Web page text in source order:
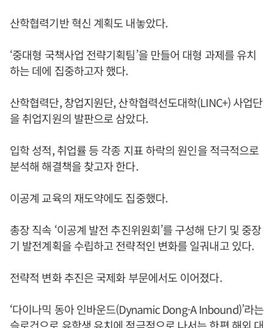
산학협력기반 혁신 계획도 내놓았다.
‘중대형 국책사업 전략기획팀’을 만들어 대형 과제를 유치
하는 데에 집중하고자 했다.
산학협력단, 창업지원단, 산학협력선도대학(LINC+) 사업단
을 취업지원의 발판으로 삼았다.
입학 성적, 취업률 등 각종 지표 하락의 원인을 적극적으로
분석해 해결책을 찾고자 한다.
이공계 교육의 재도약에도 집중했다.
총장 직속 ‘이공계 발전 추진위원회’를 구성해 단기 및 중장
기 발전계획을 수립하고 전략적인 변화를 일궈내고 있다.
전략적 변화 추진은 국제화 부문에서도 이어졌다.
‘다이나믹 동아 인바운드(Dynamic Dong-A Inbound)’라는